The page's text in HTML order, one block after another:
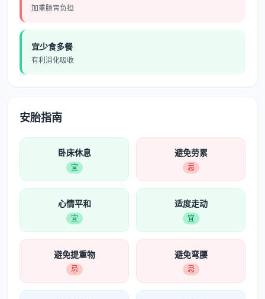
加重肠胃负担
宜少食多餐
有利消化吸收
安胎指南
卧床休息
宜
避免劳累
忌
心情平和
宜
适度走动
宜
避免提重物
忌
避免弯腰
忌